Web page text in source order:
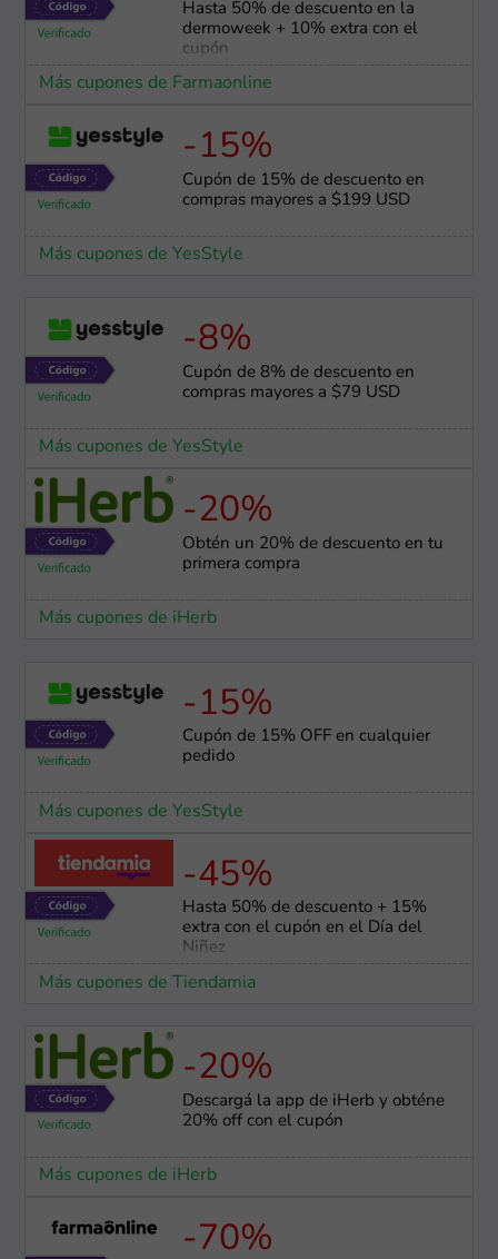
Hasta 50% de descuento en la
dermoweek + 10% extra con el
cupón
Más cupones de Farmaonline
-15%
Cupón de 15% de descuento en
compras mayores a $199 USD
Más cupones de YesStyle
-8%
Cupón de 8% de descuento en
compras mayores a $79 USD
Más cupones de YesStyle
-20%
Obtén un 20% de descuento en tu
primera compra
Más cupones de iHerb
-15%
Cupón de 15% OFF en cualquier
pedido
Más cupones de YesStyle
-45%
Hasta 50% de descuento + 15%
extra con el cupón en el Día del
Niñez
Más cupones de Tiendamia
-20%
Descargá la app de iHerb y obténe
20% off con el cupón
Más cupones de iHerb
-70%